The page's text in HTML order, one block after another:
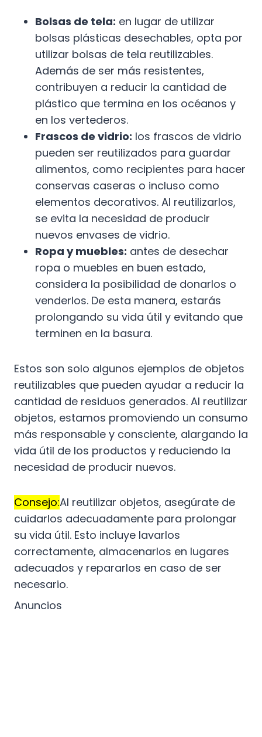
Bolsas de tela: en lugar de utilizar
bolsas plásticas desechables, opta por
utilizar bolsas de tela reutilizables.
Además de ser más resistentes,
contribuyen a reducir la cantidad de
plástico que termina en los océanos y
en los vertederos.
Frascos de vidrio: los frascos de vidrio
pueden ser reutilizados para guardar
alimentos, como recipientes para hacer
conservas caseras o incluso como
elementos decorativos. Al reutilizarlos,
se evita la necesidad de producir
nuevos envases de vidrio.
Ropa y muebles: antes de desechar
ropa o muebles en buen estado,
considera la posibilidad de donarlos o
venderlos. De esta manera, estarás
prolongando su vida útil y evitando que
terminen en la basura.
Estos son solo algunos ejemplos de objetos
reutilizables que pueden ayudar a reducir la
cantidad de residuos generados. Al reutilizar
objetos, estamos promoviendo un consumo
más responsable y consciente, alargando la
vida útil de los productos y reduciendo la
necesidad de producir nuevos.
Consejo:Al reutilizar objetos, asegúrate de
cuidarlos adecuadamente para prolongar
su vida útil. Esto incluye lavarlos
correctamente, almacenarlos en lugares
adecuados y repararlos en caso de ser
necesario.
Anuncios